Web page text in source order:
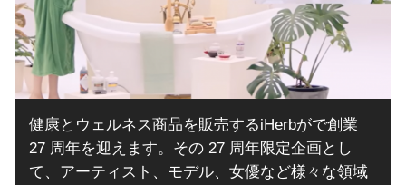
健康とウェルネス商品を販売するiHerbがで創業
27 周年を迎えます。その 27 周年限定企画とし
て、アーティスト、モデル、⼥優など様々な領域